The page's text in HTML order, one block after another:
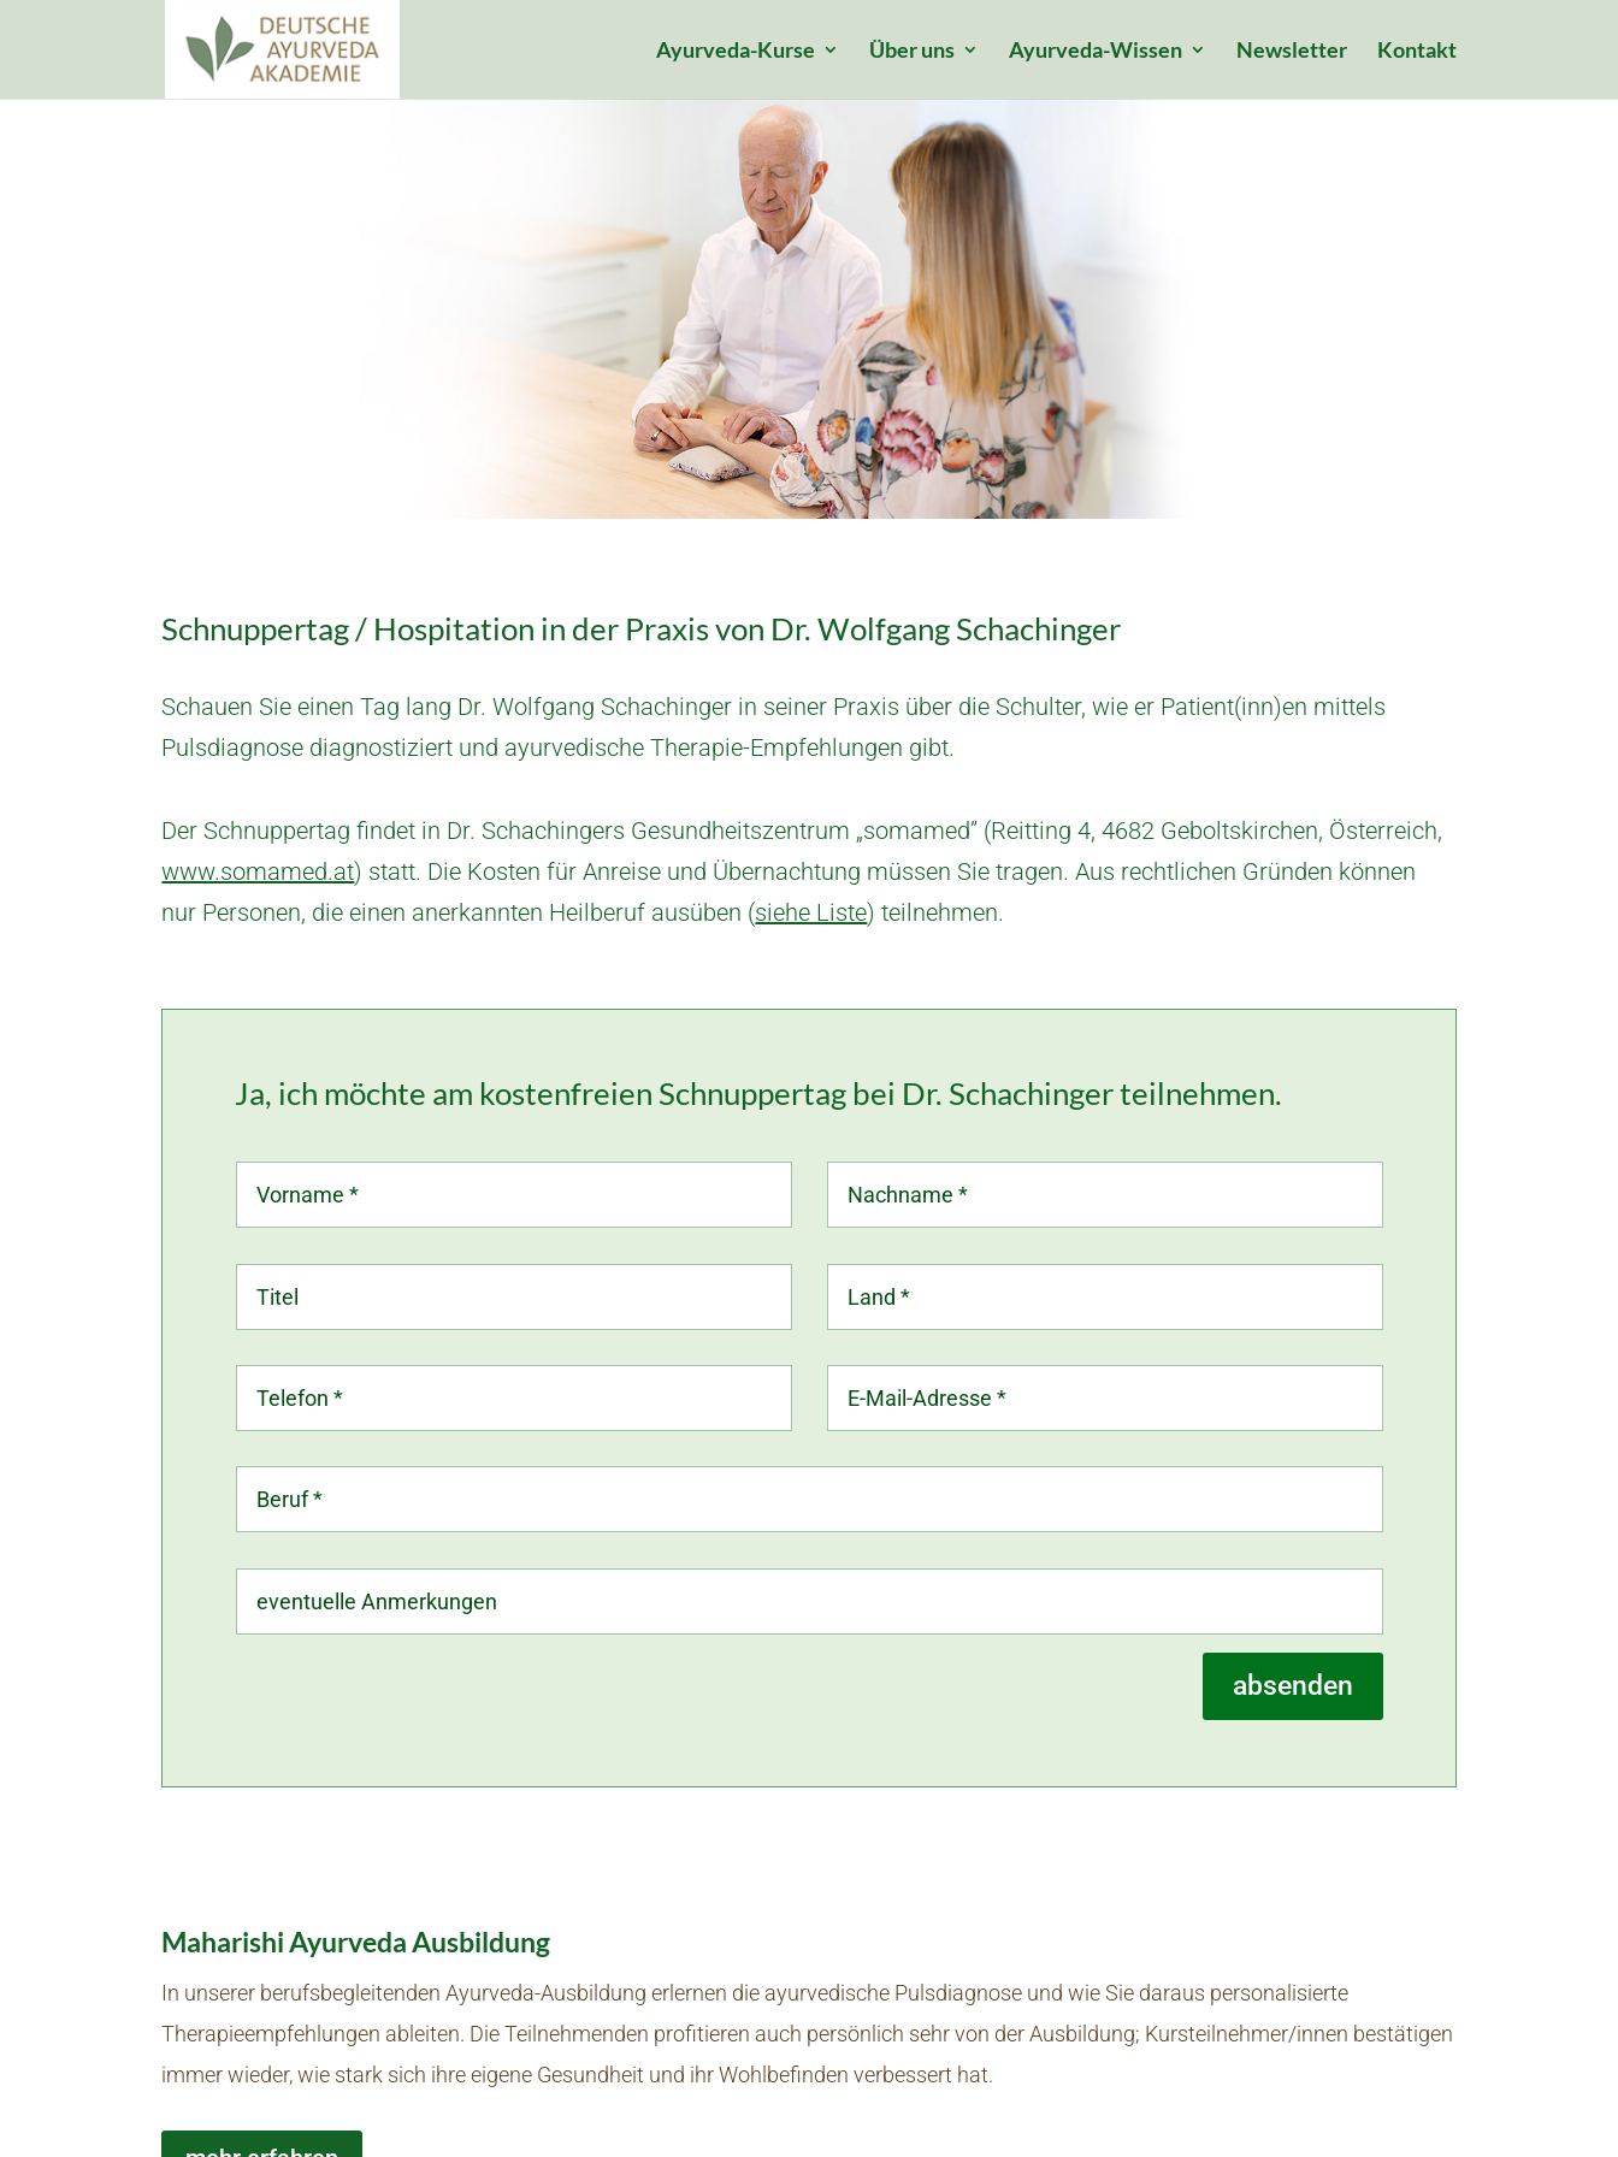
Ayurveda-Kurse Über uns Ayurveda-Wissen Newsletter Kontakt
Schnuppertag / Hospitation in der Praxis von Dr. Wolfgang Schachinger
Schauen Sie einen Tag lang Dr. Wolfgang Schachinger in seiner Praxis über die Schulter, wie er Patient(inn)en mittels
Pulsdiagnose diagnostiziert und ayurvedische Therapie-Empfehlungen gibt.
Der Schnuppertag findet in Dr. Schachingers Gesundheitszentrum „somamed” (Reitting 4, 4682 Geboltskirchen, Österreich,
www.somamed.at) statt. Die Kosten für Anreise und Übernachtung müssen Sie tragen. Aus rechtlichen Gründen können
nur Personen, die einen anerkannten Heilberuf ausüben (siehe Liste) teilnehmen.
Ja, ich möchte am kostenfreien Schnuppertag bei Dr. Schachinger teilnehmen.
absenden
Maharishi Ayurveda Ausbildung
In unserer berufsbegleitenden Ayurveda-Ausbildung erlernen die ayurvedische Pulsdiagnose und wie Sie daraus personalisierte
Therapieempfehlungen ableiten. Die Teilnehmenden profitieren auch persönlich sehr von der Ausbildung; Kursteilnehmer/innen bestätigen
immer wieder, wie stark sich ihre eigene Gesundheit und ihr Wohlbefinden verbessert hat.